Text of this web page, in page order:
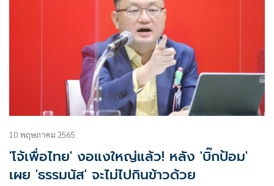
10 พฤษภาคม 2565
'โจ้เพื่อไทย' งอแงใหญ่แล้ว! หลัง 'บิ๊กป้อม'
เผย 'ธรรมนัส' จะไม่ไปกินข้าวด้วย